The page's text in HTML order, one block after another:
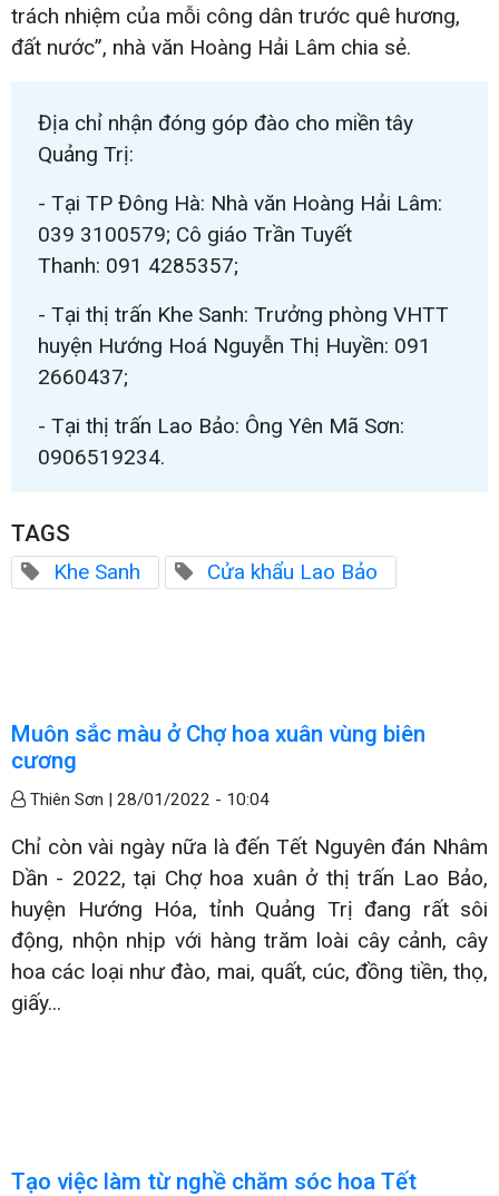
trách nhiệm của mỗi công dân trước quê hương,
đất nước”, nhà văn Hoàng Hải Lâm chia sẻ.
Địa chỉ nhận đóng góp đào cho miền tây
Quảng Trị:
- Tại TP Đông Hà: Nhà văn Hoàng Hải Lâm:
039 3100579; Cô giáo Trần Tuyết
Thanh: 091 4285357;
- Tại thị trấn Khe Sanh: Trưởng phòng VHTT
huyện Hướng Hoá Nguyễn Thị Huyền: 091
2660437;
- Tại thị trấn Lao Bảo: Ông Yên Mã Sơn:
0906519234.
TAGS
Khe Sanh Cửa khẩu Lao Bảo
Muôn sắc màu ở Chợ hoa xuân vùng biên
cương
Thiên Sơn | 28/01/2022 - 10:04
Chỉ còn vài ngày nữa là đến Tết Nguyên đán Nhâm
Dần - 2022, tại Chợ hoa xuân ở thị trấn Lao Bảo,
huyện Hướng Hóa, tỉnh Quảng Trị đang rất sôi
động, nhộn nhịp với hàng trăm loài cây cảnh, cây
hoa các loại như đào, mai, quất, cúc, đồng tiền, thọ,
giấy...
Tạo việc làm từ nghề chăm sóc hoa Tết